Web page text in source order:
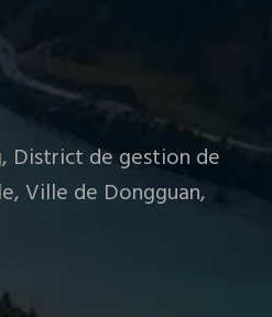
District de gestion de
Ville de Dongguan,